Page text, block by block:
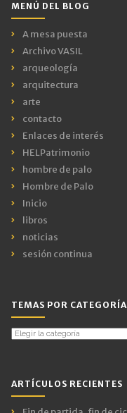
MENÚ DEL BLOG
A mesa puesta
Archivo VASIL
arqueología
arquitectura
arte
contacto
Enlaces de interés
HELPatrimonio
hombre de palo
Hombre de Palo
Inicio
libros
noticias
sesión continua
TEMAS POR
Temas
ARTÍCULOS RECIENTES